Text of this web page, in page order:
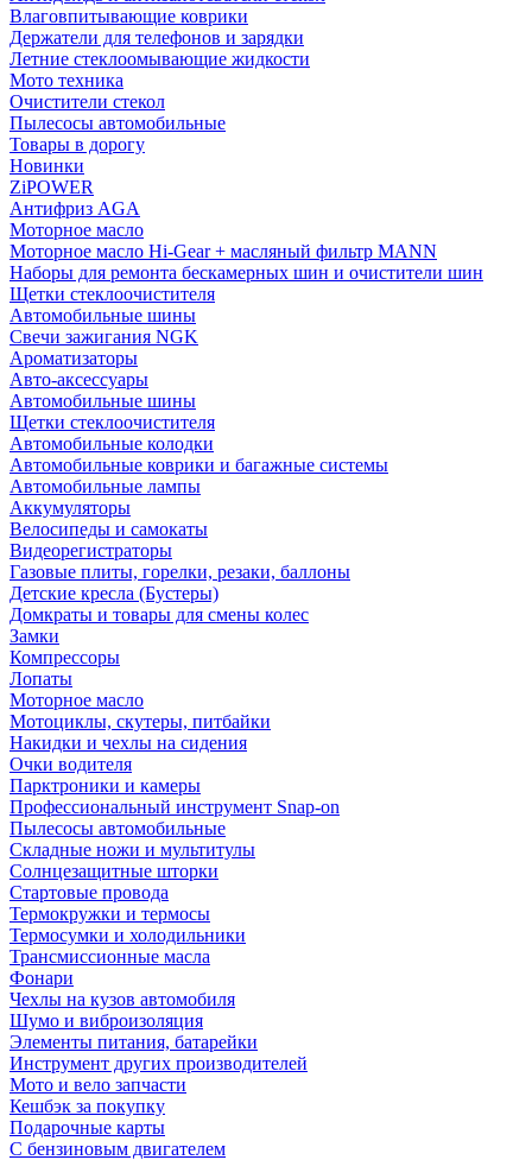
Влаговпитывающие коврики
Держатели для телефонов и зарядки
Летние стеклоомывающие жидкости
Мото техника
Очистители стекол
Пылесосы автомобильные
Товары в дорогу
Новинки
ZiPOWER
Антифриз AGA
Моторное масло
Моторное масло Hi-Gear + масляный фильтр MANN
Наборы для ремонта бескамерных шин и очистители шин
Щетки стеклоочистителя
Автомобильные шины
Свечи зажигания NGK
Ароматизаторы
Авто-аксессуары
Автомобильные шины
Щетки стеклоочистителя
Автомобильные колодки
Автомобильные коврики и багажные системы
Автомобильные лампы
Аккумуляторы
Велосипеды и самокаты
Видеорегистраторы
Газовые плиты, горелки, резаки, баллоны
Детские кресла (Бустеры)
Домкраты и товары для смены колес
Замки
Компрессоры
Лопаты
Моторное масло
Мотоциклы, скутеры, питбайки
Накидки и чехлы на сидения
Очки водителя
Парктроники и камеры
Профессиональный инструмент Snap-on
Пылесосы автомобильные
Складные ножи и мультитулы
Солнцезащитные шторки
Стартовые провода
Термокружки и термосы
Термосумки и холодильники
Трансмиссионные масла
Фонари
Чехлы на кузов автомобиля
Шумо и виброизоляция
Элементы питания, батарейки
Инструмент других производителей
Мото и вело запчасти
Кешбэк за покупку
Подарочные карты
С бензиновым двигателем